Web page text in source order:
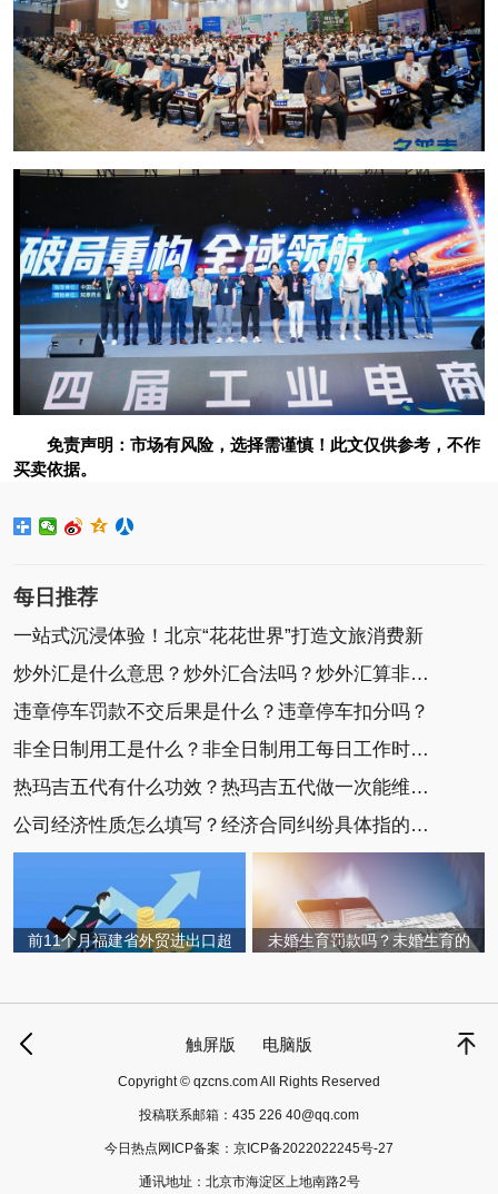
免责声明：市场有风险，选择需谨慎！此文仅供参考，不作
买卖依据。
每日推荐
一站式沉浸体验！北京“花花世界”打造文旅消费新
炒外汇是什么意思？炒外汇合法吗？炒外汇算非法集
违章停车罚款不交后果是什么？违章停车扣分吗？
非全日制用工是什么？非全日制用工每日工作时间不
热玛吉五代有什么功效？热玛吉五代做一次能维持多
公司经济性质怎么填写？经济合同纠纷具体指的是什
前11个月福建省外贸进出口超 未婚生育罚款吗？未婚生育的
触屏版 电脑版
Copyright © qzcns.com All Rights Reserved
投稿联系邮箱： 435 226 40@qq.com
今日热点网ICP备案： 京ICP备2022022245号-27
通讯地址：北京市海淀区上地南路2号